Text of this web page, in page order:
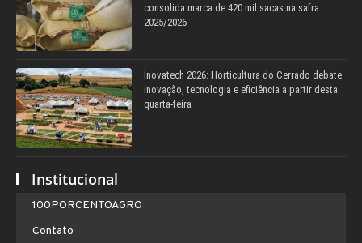
consolida marca de 420 mil sacas na safra
2025/2026
Inovatech 2026: Horticultura do Cerrado debate
inovação, tecnologia e eficiência a partir desta
quarta-feira
Institucional
100PORCENTOAGRO
Contato